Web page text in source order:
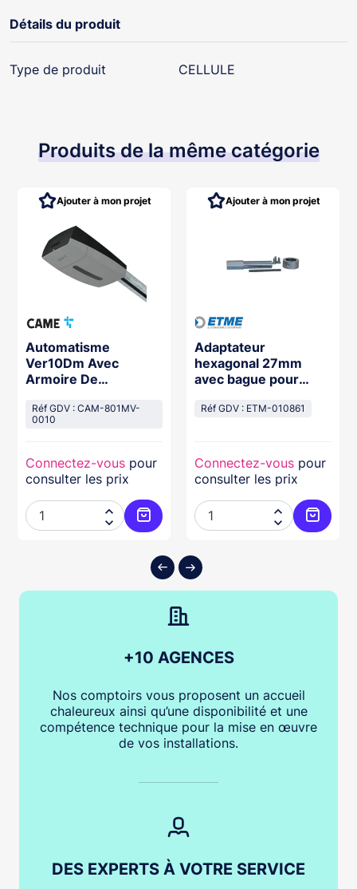
Détails du produit
Type de produit CELLULE
Produits de la même catégorie
au panier
Automatisme
Ver10Dm Avec
Armoire De
Encodeur Pour P
Réf GDV : CAM-801MV-
0010
Connectez-vous pour
consulter les prix


Ajouter au panier
Ajouter à mon projet
Adaptateur
hexagonal 27mm
avec bague pour
motoréducteur d'axe
Réf GDV : ETM-010861
Connectez-vous pour
consulter les prix


Ajouter à mon projet
+10 AGENCES
Nos comptoirs vous proposent un accueil
chaleureux ainsi qu’une disponibilité et une
compétence technique pour la mise en œuvre
de vos installations.
DES EXPERTS À VOTRE SERVICE